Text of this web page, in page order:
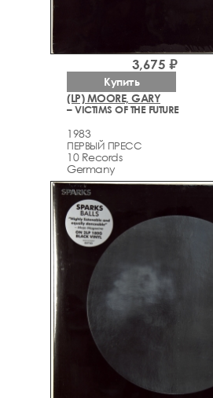
(LP) MOORE, GARY
– VICTIMS OF THE FUTURE
1983
ПЕРВЫЙ ПРЕСС
10 Records
Germany
3,675 ₽
Купить